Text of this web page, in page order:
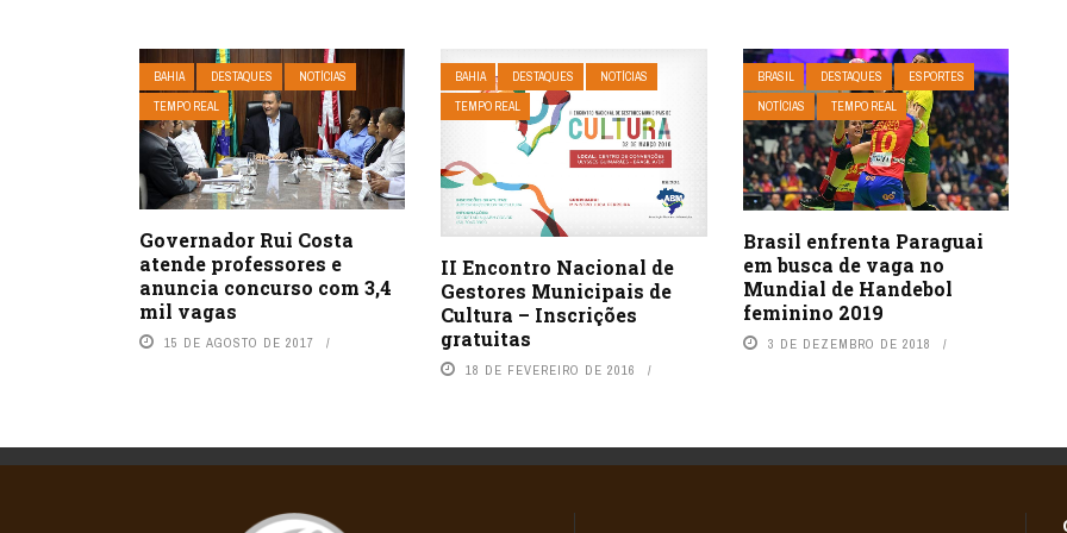
BAHIA DESTAQUES
NOTÍCIAS
TEMPO REAL
Governador Rui Costa
atende professores e
anuncia concurso com 3,4
mil vagas
15 DE AGOSTO DE 2017
BAHIA DESTAQUES
NOTÍCIAS
TEMPO REAL
II Encontro Nacional de
Gestores Municipais de
Cultura – Inscrições
gratuitas
18 DE FEVEREIRO DE 2016
BRASIL DESTAQUES
ESPORTES
NOTÍCIAS
TEMPO REAL
Brasil enfrenta Paraguai
em busca de vaga no
Mundial de Handebol
feminino 2019
3 DE DEZEMBRO DE 2018